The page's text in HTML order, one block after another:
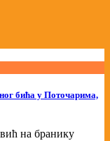
бића у Поточарима,
на бранику